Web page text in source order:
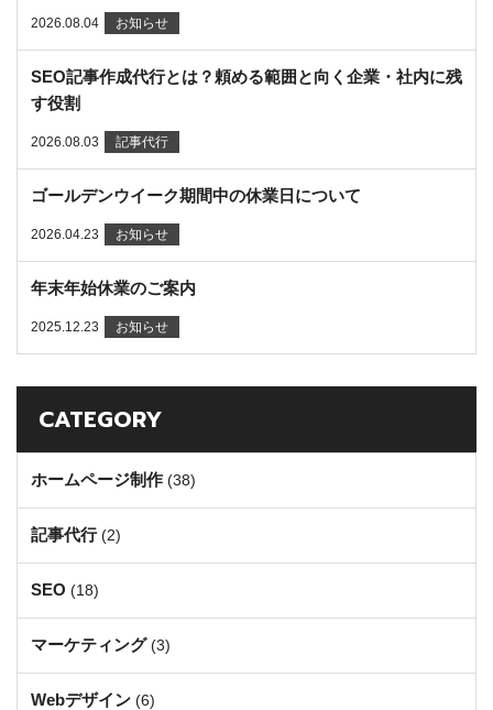
2026.08.04 お知らせ
SEO記事作成代行とは？頼める範囲と向く企業・社内に残
す役割
2026.08.03 記事代行
ゴールデンウイーク期間中の休業日について
2026.04.23 お知らせ
年末年始休業のご案内
2025.12.23 お知らせ
CATEGORY
ホームページ制作 (38)
記事代行(2)
SEO (18)
マーケティング(3)
Webデザイン (6)